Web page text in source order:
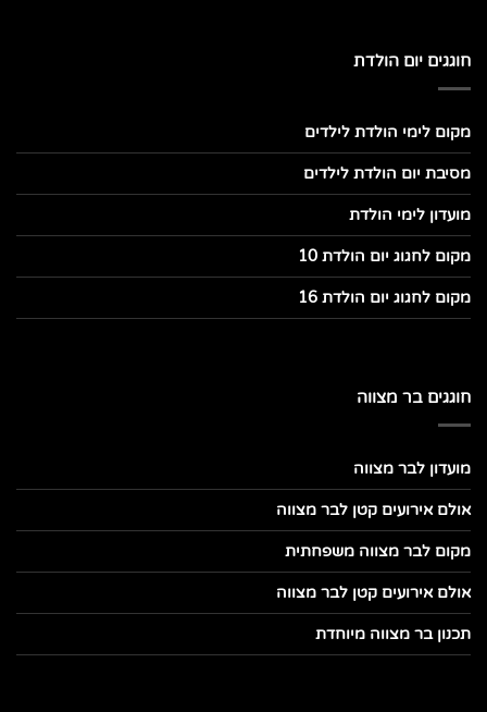
חוגגים יום הולדת
מקום לימי הולדת לילדים
מסיבת יום הולדת לילדים
מועדון לימי הולדת
מקום לחגוג יום הולדת 10
מקום לחגוג יום הולדת 16
חוגגים בר מצווה
מועדון לבר מצווה
אולם אירועים קטן לבר מצווה
מקום לבר מצווה משפחתית
אולם אירועים קטן לבר מצווה
תכנון בר מצווה מיוחדת